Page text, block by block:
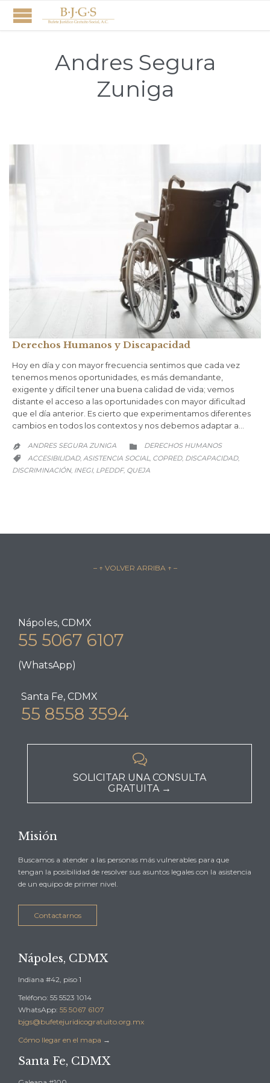
Andres Segura
Zuniga
Derechos Humanos y Discapacidad
Hoy en día y con mayor frecuencia sentimos que cada vez
tenemos menos oportunidades, es más demandante,
exigente y difícil tener una buena calidad de vida; vemos
distante el acceso a las oportunidades con mayor dificultad
que el día anterior. Es cierto que experimentamos diferentes
cambios en todos los contextos y nos debemos adaptar a…
 ANDRES SEGURA ZUNIGA  CATEGORY
DERECHOS HUMANOS
 CATEGORY
ACCESIBILIDAD, ASISTENCIA SOCIAL, COPRED, DISCAPACIDAD,
DISCRIMINACIÓN, INEGI, LPEDDF, QUEJA
– ↑ VOLVER ARRIBA ↑ –
Nápoles, CDMX
55 5067 6107
(WhatsApp)
Santa Fe, CDMX
55 8558 3594

SOLICITAR UNA CONSULTA
GRATUITA →
Misión
Buscamos a atender a las personas más vulnerables para que
tengan la posibilidad de resolver sus asuntos legales con la asistencia
de un equipo de primer nivel.
Contactarnos
Nápoles, CDMX
Indiana #42, piso 1
Teléfono: 55 5523 1014
WhatsApp: 55 5067 6107
bjgs@bufetejuridicogratuito.org.mx
Cómo llegar en el mapa →
Santa Fe, CDMX